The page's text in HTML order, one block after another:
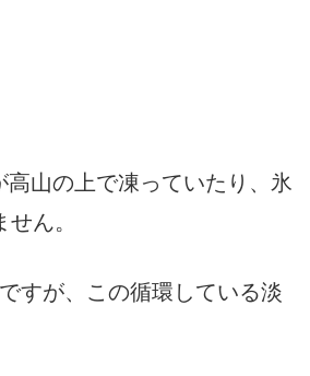
山の上で凍っていたり、氷
ん。
すが、この循環している淡